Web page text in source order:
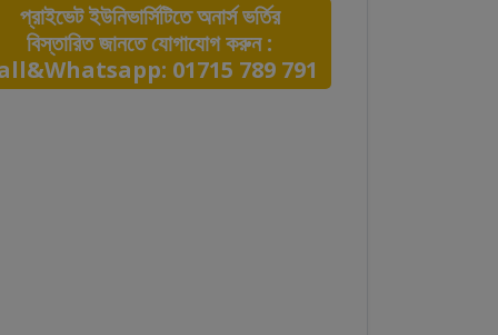
প্রাইভেট ইউনিভার্সিটিতে অনার্স ভর্তির
বিস্তারিত জানতে যোগাযোগ করুন :
01715 789 791